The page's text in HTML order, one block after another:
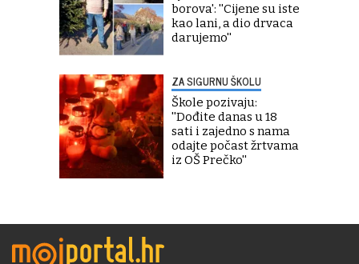
borova': ''Cijene su iste
kao lani, a dio drvaca
darujemo''
ZA SIGURNU ŠKOLU
Škole pozivaju:
''Dođite danas u 18
sati i zajedno s nama
odajte počast žrtvama
iz OŠ Prečko''